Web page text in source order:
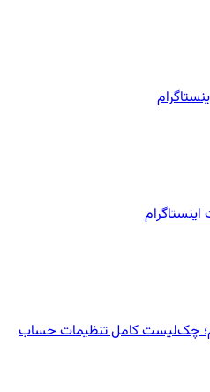
چک‌لیست کامل تنظیمات حساب